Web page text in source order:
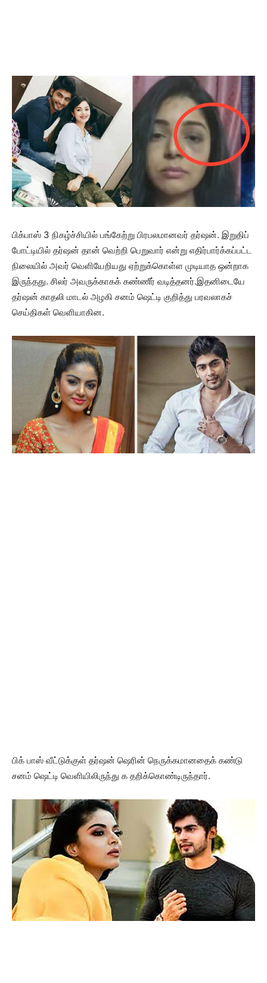
பிக்பாஸ் 3 நிகழ்ச்சியில் பங்கேற்று பிரபலமானவர் தர்ஷன். இறுதிப்
போட்டியில் தர்ஷன் தான் வெற்றி பெறுவார் என்று எதிர்பார்க்கப்பட்ட
நிலையில் அவர் வெளியேறியது ஏற்றுக்கொள்ள முடியாத ஒன்றாக
இருந்தது. சிலர் அவருக்காகக் கண்ணீர் வடித்தனர்.இதனிடையே
தர்ஷன் காதலி மாடல் அழகி சனம் ஷெட்டி குறித்து பரவலாகச்
செய்திகள் வெளியாகின.
பிக் பாஸ் வீட்டுக்குள் தர்ஷன் ஷெரின் நெருக்கமானதைக் கண்டு
சனம் ஷெட்டி வெளியிலிருந்து க தறிக்கொண்டிருந்தார்.